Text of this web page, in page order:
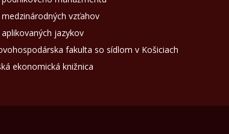
medzinárodných vzťahov
aplikovaných jazykov
fakulta so sídlom v Košiciach
ekonomická knižnica